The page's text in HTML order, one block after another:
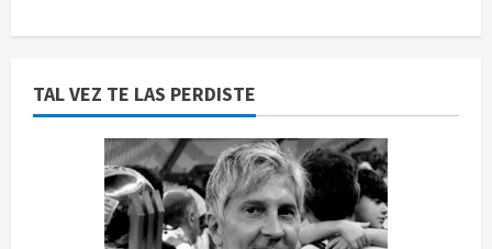
TAL VEZ TE LAS PERDISTE